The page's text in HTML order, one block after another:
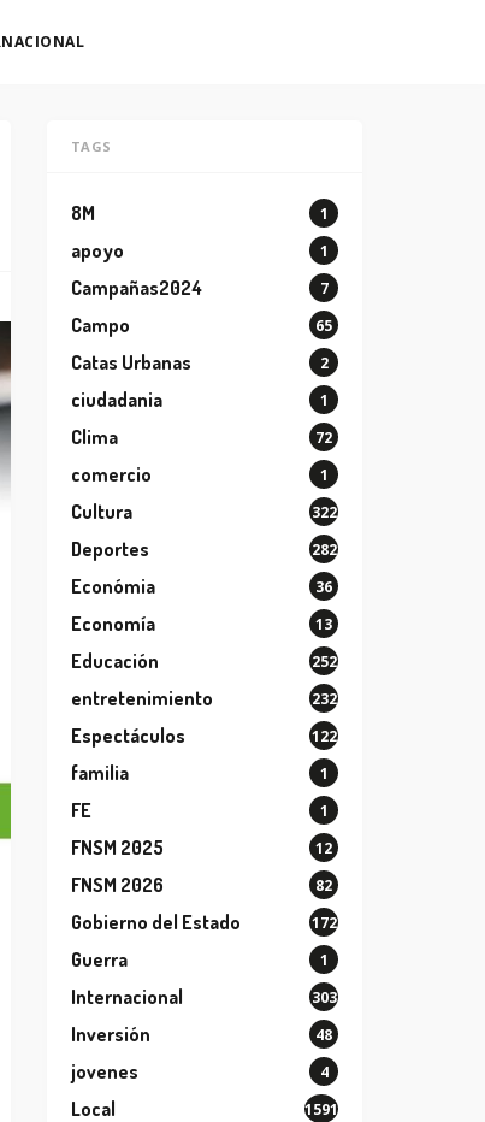
TAGS
8M 1
apoyo 1
Campañas2024 7
Campo 65
Catas Urbanas 2
ciudadania 1
Clima 72
comercio 1
Cultura 322
Deportes 282
Económia 36
Economía 13
Educación 252
entretenimiento 232
Espectáculos 122
familia 1
FE 1
FNSM 2025 12
FNSM 2026 82
Gobierno del Estado 172
Guerra 1
Internacional 303
Inversión 48
jovenes 4
Local 1591